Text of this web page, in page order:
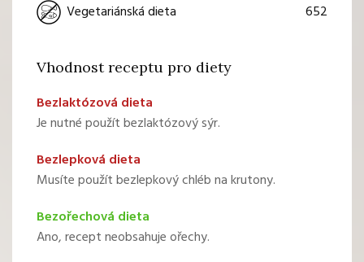
Vegetariánská dieta
652
Vhodnost receptu pro diety
Bezlaktózová dieta
Je nutné použít bezlaktózový sýr.
Bezlepková dieta
Musíte použít bezlepkový chléb na krutony.
Bezořechová dieta
Ano, recept neobsahuje ořechy.